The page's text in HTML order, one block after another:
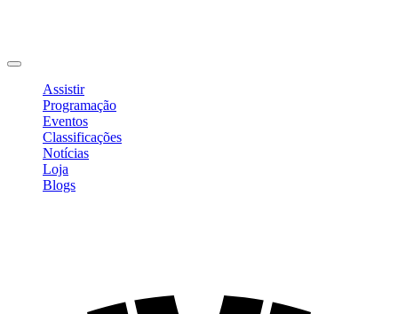
Assistir
Programação
Eventos
Classificações
Notícias
Loja
Blogs